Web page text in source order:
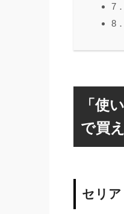
7
8
「使
で買
セリア